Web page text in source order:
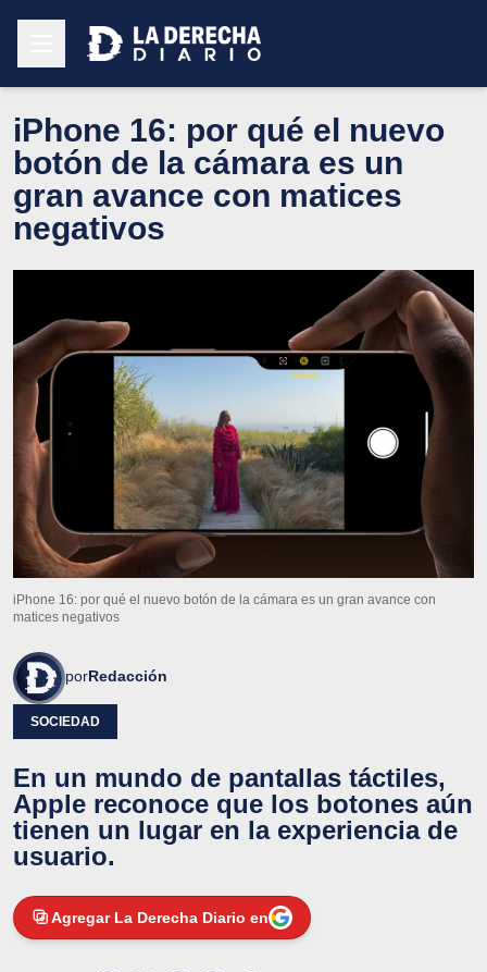
iPhone 16: por qué el nuevo
botón de la cámara es un
gran avance con matices
negativos
iPhone 16: por qué el nuevo botón de la cámara es un gran avance con
matices negativos
porRedacción
SOCIEDAD
En un mundo de pantallas táctiles,
Apple reconoce que los botones aún
tienen un lugar en la experiencia de
usuario.
Agregar La Derecha Diario en